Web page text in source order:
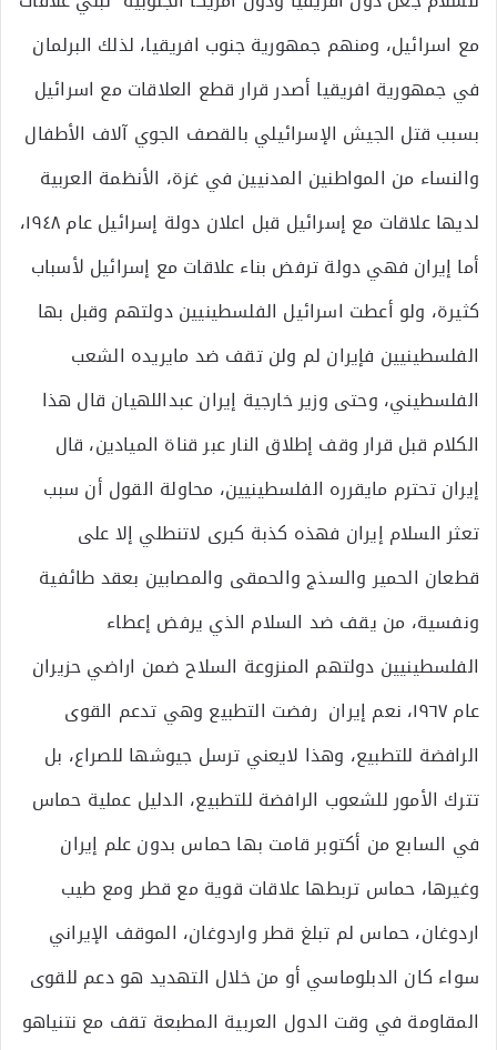
مع اسرائيل، ومنهم جمهورية جنوب افريقيا، لذلك البرلمان
في جمهورية افريقيا أصدر قرار قطع العلاقات مع اسرائيل
بسبب قتل الجيش الإسرائيلي بالقصف الجوي آلاف الأطفال
والنساء من المواطنين المدنيين في غزة، الأنظمة العربية
لديها علاقات مع إسرائيل قبل اعلان دولة إسرائيل عام ١٩٤٨،
أما إيران فهي دولة ترفض بناء علاقات مع إسرائيل لأسباب
كثيرة، ولو أعطت اسرائيل الفلسطينيين دولتهم وقبل بها
الفلسطينيين فإيران لم ولن تقف ضد مايريده الشعب
الفلسطيني، وحتى وزير خارجية إيران عبداللهيان قال هذا
الكلام قبل قرار وقف إطلاق النار عبر قناة الميادين، قال
إيران تحترم مايقرره الفلسطينيين، محاولة القول أن سبب
تعثر السلام إيران فهذه كذبة كبرى لاتنطلي إلا على
قطعان الحمير والسذج والحمقى والمصابين بعقد طائفية
ونفسية، من يقف ضد السلام الذي يرفض إعطاء
الفلسطينيين دولتهم المنزوعة السلاح ضمن اراضي حزيران
عام ١٩٦٧، نعم إيران رفضت التطبيع وهي تدعم القوى
الرافضة للتطبيع، وهذا لايعني ترسل جيوشها للصراع، بل
تترك الأمور للشعوب الرافضة للتطبيع، الدليل عملية حماس
في السابع من أكتوبر قامت بها حماس بدون علم إيران
وغيرها، حماس تربطها علاقات قوية مع قطر ومع طيب
اردوغان، حماس لم تبلغ قطر واردوغان، الموقف الإيراني
سواء كان الدبلوماسي أو من خلال التهديد هو دعم للقوى
المقاومة في وقت الدول العربية المطبعة تقف مع نتنياهو